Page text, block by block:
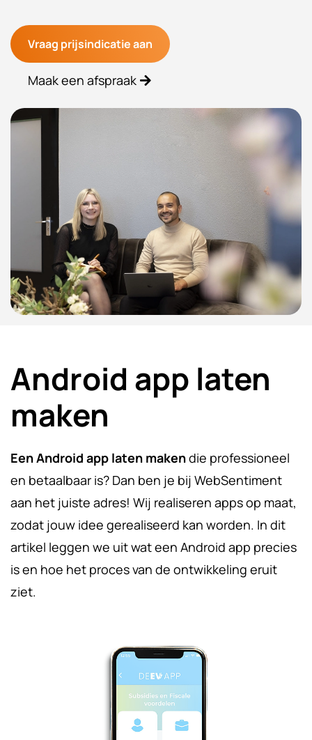
Vraag prijsindicatie aan
Maak een afspraak
Android app laten
maken
Een Android app laten makendie professioneel
en betaalbaar is? Dan ben je bij WebSentiment
aan het juiste adres! Wij realiseren apps op maat,
zodat jouw idee gerealiseerd kan worden. In dit
artikel leggen we uit wat een Android app precies
is en hoe het proces van de ontwikkeling eruit
ziet.